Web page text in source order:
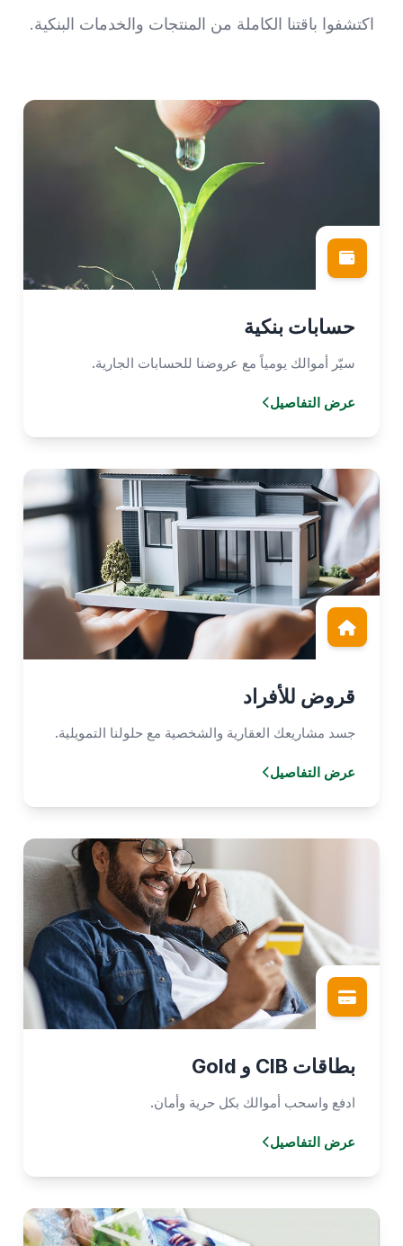
اكتشفوا باقتنا الكاملة من المنتجات والخدمات البنكية.
حسابات بنكية
سيّر أموالك يومياً مع عروضنا للحسابات الجارية.
عرض التفاصيل
قروض للأفراد
جسد مشاريعك العقارية والشخصية مع حلولنا التمويلية.
عرض التفاصيل
بطاقات CIB و Gold
ادفع واسحب أموالك بكل حرية وأمان.
عرض التفاصيل